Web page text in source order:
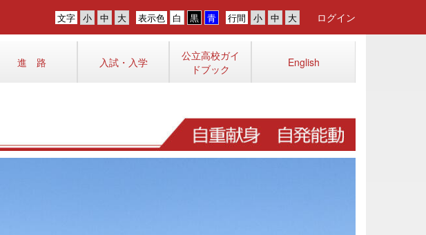
行間
表示色
文字 ログイン
進 路 入試・入学
公立高校ガイ
ドブック
English